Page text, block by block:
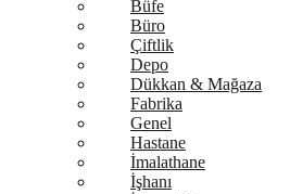
Büfe
Büro
Çiftlik
Depo
Dükkan & Mağaza
Fabrika
Genel
Hastane
İmalathane
İşhanı